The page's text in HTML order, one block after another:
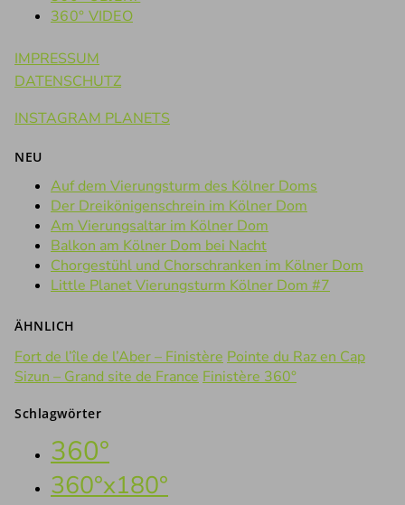
360° VIDEO
IMPRESSUM
DATENSCHUTZ
INSTAGRAM PLANETS
NEU
Auf dem Vierungsturm des Kölner Doms
Der Dreikönigenschrein im Kölner Dom
Am Vierungsaltar im Kölner Dom
Balkon am Kölner Dom bei Nacht
Chorgestühl und Chorschranken im Kölner Dom
Little Planet Vierungsturm Kölner Dom #7
ÄHNLICH
Fort de l’île de l’Aber – Finistère Pointe du Raz en Cap
Sizun – Grand site de France Finistère 360°
Schlagwörter
360°
360°x180°